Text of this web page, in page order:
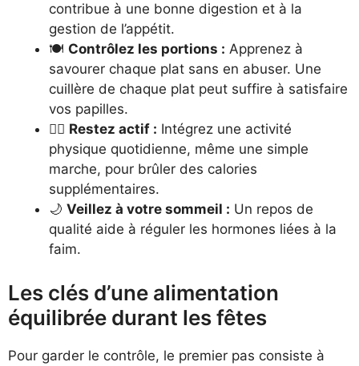
contribue à une bonne digestion et à la
gestion de l’appétit.
🍽️ Contrôlez les portions : Apprenez à
savourer chaque plat sans en abuser. Une
cuillère de chaque plat peut suffire à satisfaire
vos papilles.
🏃‍♂️ Restez actif : Intégrez une activité
physique quotidienne, même une simple
marche, pour brûler des calories
supplémentaires.
🌙 Veillez à votre sommeil : Un repos de
qualité aide à réguler les hormones liées à la
faim.
Les clés d’une alimentation
équilibrée durant les fêtes
Pour garder le contrôle, le premier pas consiste à